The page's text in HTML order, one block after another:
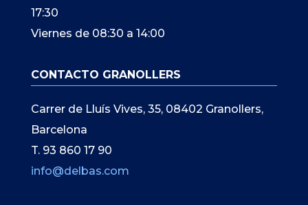
17:30
Viernes de 08:30 a 14:00
CONTACTO GRANOLLERS
Carrer de Lluís Vives, 35, 08402 Granollers,
Barcelona
T. 93 860 17 90
info@delbas.com